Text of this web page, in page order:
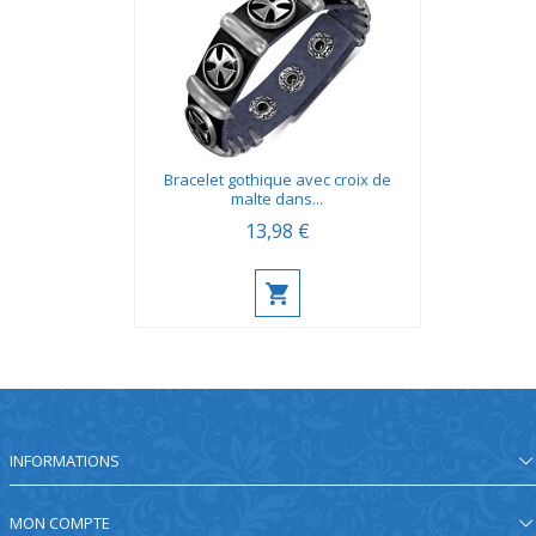
Bracelet gothique avec croix de
malte dans...
13,98 €
INFORMATIONS
MON COMPTE